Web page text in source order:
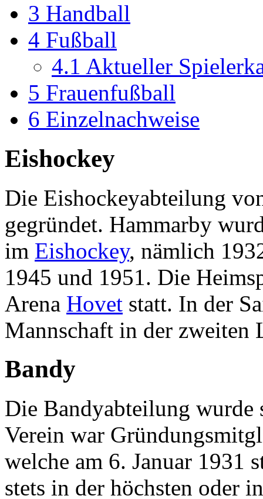
3 Handball
4 Fußball
4.1 Aktueller
5 Frauenfußball
6 Einzelnachweise
Eishockey
Die Eishockeyabteilung
gegründet. Hammarby
im Eishockey, nämlich
1945 und 1951. Die
Arena Hovet statt. In der
Mannschaft in der zweiten
Bandy
Die Bandyabteilung wurde
Verein war
welche am 6. Januar 1931
stets in der höchsten oder